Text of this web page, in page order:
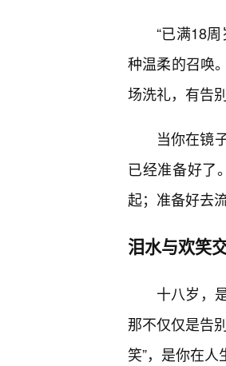
“已满18
种温柔的召唤
场洗礼，有告
当你在镜
已经准备好了
起；准备好去
泪水与欢笑
十八岁，
那不仅仅是告
笑”，是你在人